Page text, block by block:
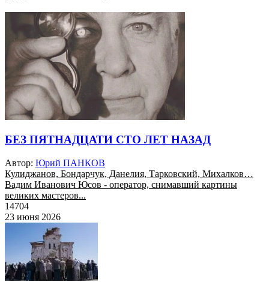
БЕЗ ПЯТНАДЦАТИ СТО ЛЕТ НАЗАД
Автор: Юрий ПАНКОВ
Кулиджанов, Бондарчук, Данелия, Тарковский, Михалков…
Вадим Иванович Юсов - оператор, снимавший картины
великих мастеров...
14704
23 июня 2026